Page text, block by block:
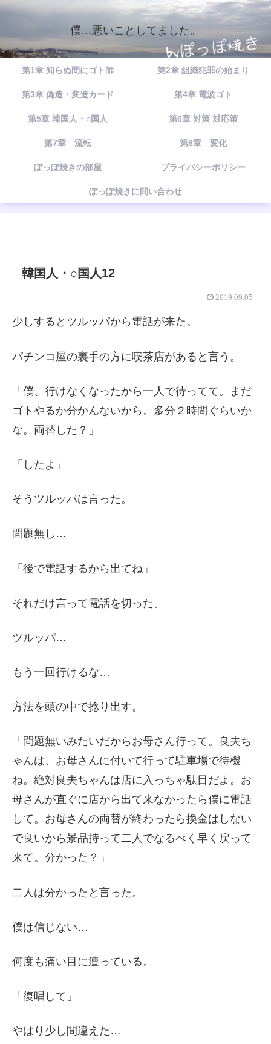
僕…悪いことしてました。
第1章 知らぬ間にゴト師 第2章 組織犯罪の始まり
第3章 偽造・変造カード 第4章 電波ゴト
第5章 韓国人・○国人 第6章 対策 対応策
第7章 流転 第8章 変化
ぽっぽ焼きの部屋 プライバシーポリシー
ぽっぽ焼きに問い合わせ
韓国人・○国人12
2019.09.05
少しするとツルッパから電話が来た。
パチンコ屋の裏手の方に喫茶店があると言う。
「僕、行けなくなったから一人で待ってて。まだ
ゴトやるか分かんないから。多分２時間ぐらいか
な。両替した？」
「したよ」
そうツルッパは言った。
問題無し…
「後で電話するから出てね」
それだけ言って電話を切った。
ツルッパ…
もう一回行けるな…
方法を頭の中で捻り出す。
「問題無いみたいだからお母さん行って。良夫ち
ゃんは、お母さんに付いて行って駐車場で待機
ね。絶対良夫ちゃんは店に入っちゃ駄目だよ。お
母さんが直ぐに店から出て来なかったら僕に電話
して。お母さんの両替が終わったら換金はしない
で良いから景品持って二人でなるべく早く戻って
来て。分かった？」
二人は分かったと言った。
僕は信じない…
何度も痛い目に遭っている。
「復唱して」
やはり少し間違えた…